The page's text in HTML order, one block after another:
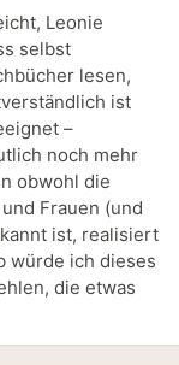
Leonie
selbst
lesen,
ist
–
noch mehr
obwohl die
Frauen (und
ist, realisiert
würde ich dieses
die etwas